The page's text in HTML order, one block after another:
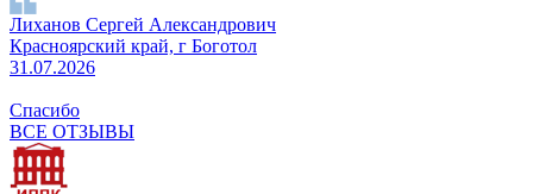
Лиханов Сергей Александрович
Красноярский край, г Боготол
31.07.2026
Спасибо
ВСЕ ОТЗЫВЫ